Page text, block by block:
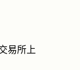
易所上